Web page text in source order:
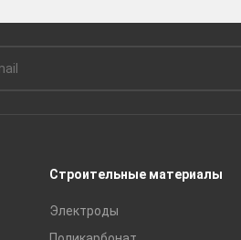
Строительные материалы
Электроды